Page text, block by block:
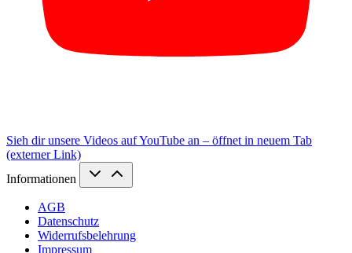
Sieh dir unsere Videos auf YouTube an – öffnet in neuem Tab
(externer Link)
Informationen
AGB
Datenschutz
Widerrufsbelehrung
Impressum